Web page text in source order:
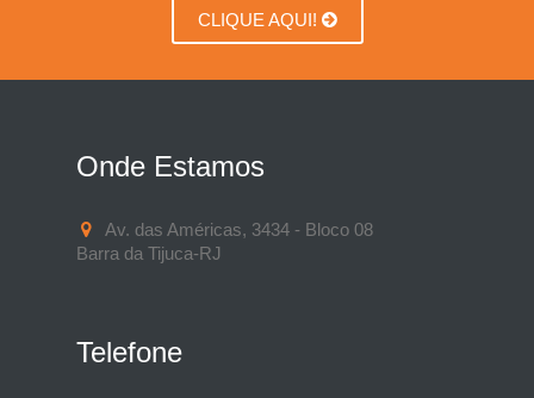
CLIQUE AQUI!
Onde Estamos
Av. das Américas, 3434 - Bloco 08
Barra da Tijuca-RJ
Telefone